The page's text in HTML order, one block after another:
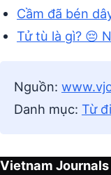
Cầm đã bén
Tử tù là gì? 😔
Nguồn:
Danh mục: Từ
Vietnam Journals